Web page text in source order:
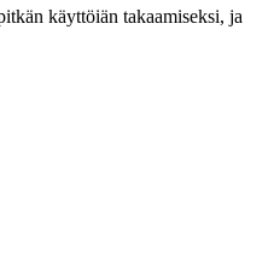
käyttöiän takaamiseksi, ja